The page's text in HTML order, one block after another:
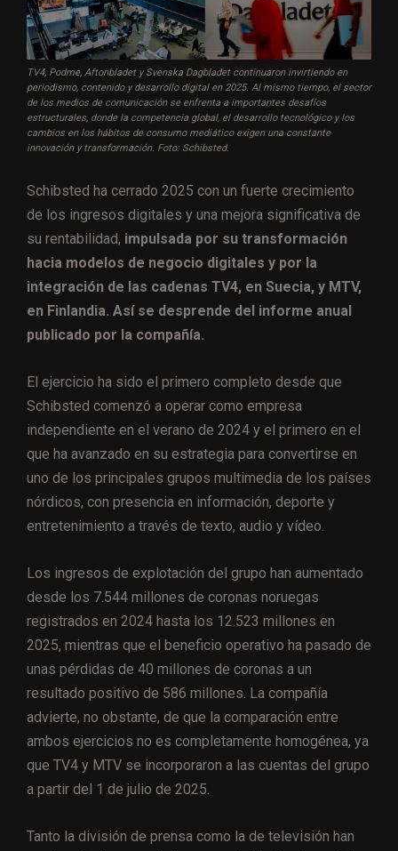
TV4, Podme, Aftonbladet y Svenska Dagbladet continuaron invirtiendo en
periodismo, contenido y desarrollo digital en 2025. Al mismo tiempo, el sector
de los medios de comunicación se enfrenta a importantes desafíos
estructurales, donde la competencia global, el desarrollo tecnológico y los
cambios en los hábitos de consumo mediático exigen una constante
innovación y transformación. Foto: Schibsted.
Schibsted ha cerrado 2025 con un fuerte crecimiento
de los ingresos digitales y una mejora significativa de
su rentabilidad, impulsada por su transformación
hacia modelos de negocio digitales y por la
integración de las cadenas TV4, en Suecia, y MTV,
en Finlandia. Así se desprende del informe anual
publicado por la compañía.
El ejercicio ha sido el primero completo desde que
Schibsted comenzó a operar como empresa
independiente en el verano de 2024 y el primero en el
que ha avanzado en su estrategia para convertirse en
uno de los principales grupos multimedia de los países
nórdicos, con presencia en información, deporte y
entretenimiento a través de texto, audio y vídeo.
Los ingresos de explotación del grupo han aumentado
desde los 7.544 millones de coronas noruegas
registrados en 2024 hasta los 12.523 millones en
2025, mientras que el beneficio operativo ha pasado de
unas pérdidas de 40 millones de coronas a un
resultado positivo de 586 millones. La compañía
advierte, no obstante, de que la comparación entre
ambos ejercicios no es completamente homogénea, ya
que TV4 y MTV se incorporaron a las cuentas del grupo
a partir del 1 de julio de 2025.
Tanto la división de prensa como la de televisión han